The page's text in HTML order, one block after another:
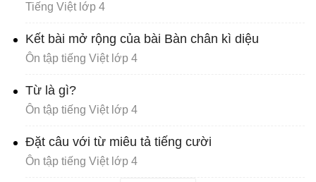
Tiếng Việt lớp 4
Kết bài mở rộng của bài Bàn chân kì diệu
Ôn tập tiếng Việt lớp 4
Từ là gì?
Ôn tập tiếng Việt lớp 4
Đặt câu với từ miêu tả tiếng cười
Ôn tập tiếng Việt lớp 4